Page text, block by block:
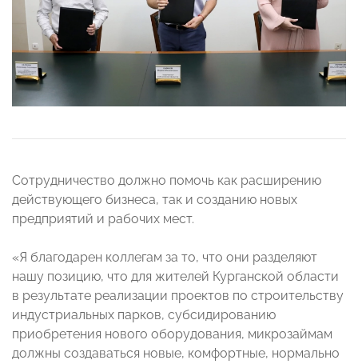
Сотрудничество должно помочь как расширению
действующего бизнеса, так и созданию новых
предприятий и рабочих мест.
«Я благодарен коллегам за то, что они разделяют
нашу позицию, что для жителей Курганской области
в результате реализации проектов по строительству
индустриальных парков, субсидированию
приобретения нового оборудования, микрозаймам
должны создаваться новые, комфортные, нормально